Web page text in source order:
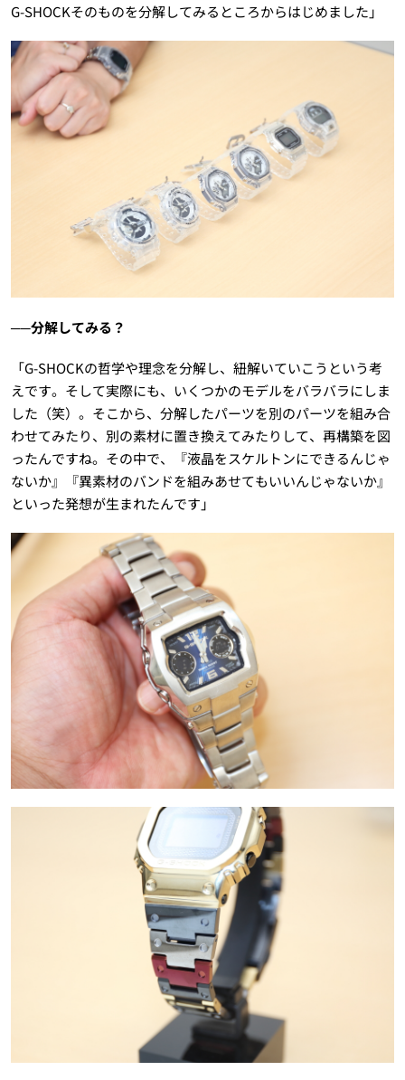
G-SHOCKそのものを分解してみるところからはじめました」
──分解してみる？
「G-SHOCKの哲学や理念を分解し、紐解いていこうという考
えです。そして実際にも、いくつかのモデルをバラバラにしま
した（笑）。そこから、分解したパーツを別のパーツを組み合
わせてみたり、別の素材に置き換えてみたりして、再構築を図
ったんですね。その中で、『液晶をスケルトンにできるんじゃ
ないか』『異素材のバンドを組みあせてもいいんじゃないか』
といった発想が生まれたんです」